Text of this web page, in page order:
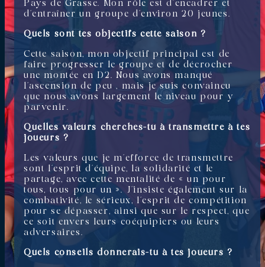
Pays de Grasse. Mon rôle est d’encadrer et
d’entraîner un groupe d’environ 20 jeunes.
Quels sont tes objectifs cette saison ?
Cette saison, mon objectif principal est de
faire progresser le groupe et de décrocher
une montée en D2. Nous avons manqué
l’ascension de peu , mais je suis convaincu
que nous avons largement le niveau pour y
parvenir.
Quelles valeurs cherches-tu à transmettre à tes
joueurs ?
Les valeurs que je m’efforce de transmettre
sont l’esprit d’équipe, la solidarité et le
partage, avec cette mentalité de « un pour
tous, tous pour un ». J’insiste également sur la
combativité, le sérieux, l’esprit de compétition
pour se dépasser, ainsi que sur le respect, que
ce soit envers leurs coéquipiers ou leurs
adversaires.
Quels conseils donnerais-tu à tes joueurs ?